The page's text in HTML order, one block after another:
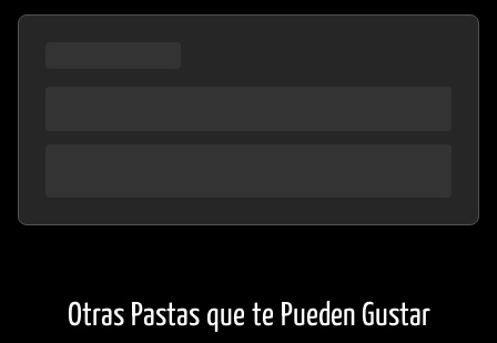
Otras Pastas que te Pueden Gustar